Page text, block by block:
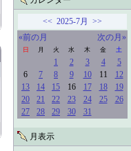
<< 2025-7月
>>
«前の月
次の月»
日 月 火 水 木 金 土
1 2 3 4
5
6
7 8 9 10 11
12
13
14 15 16 17 18
19
20
21 22 23 24 25
26
27
28 29 30 31
月表示